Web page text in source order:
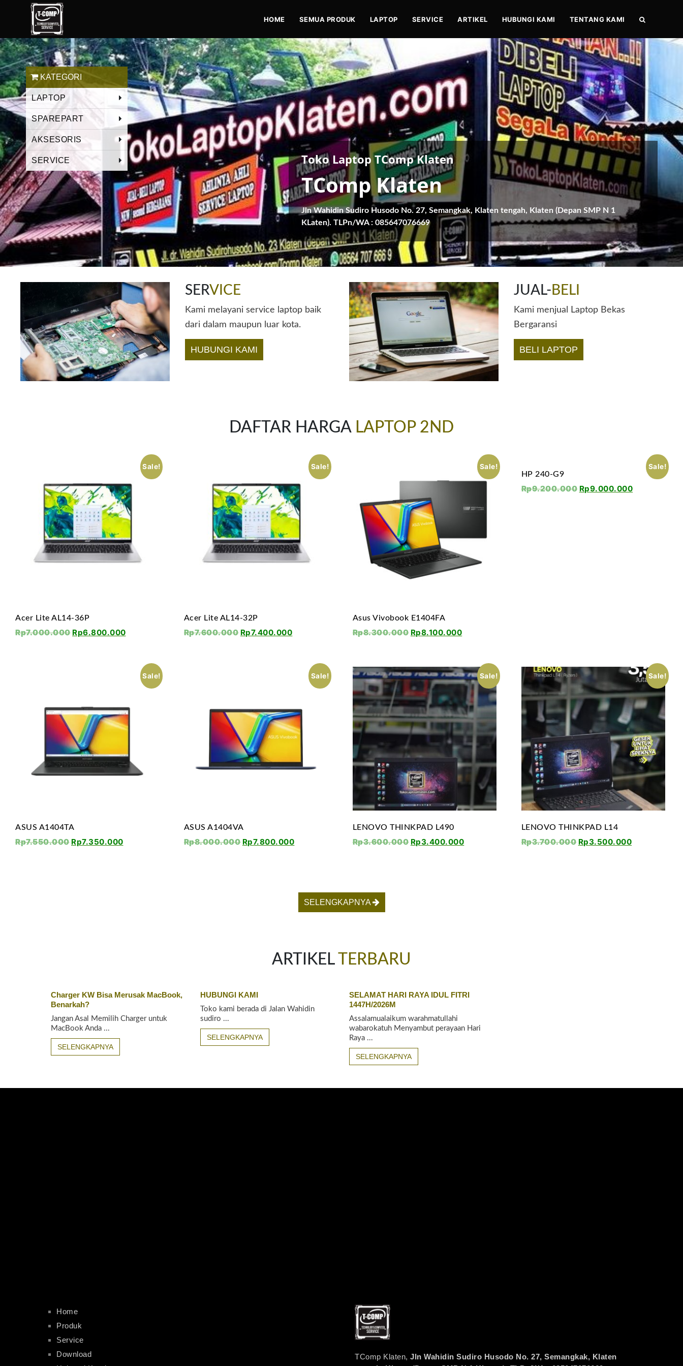
TENTANG KAMI
HUBUNGI KAMI
ARTIKEL
SERVICE
LAPTOP
SEMUA PRODUK
HOME
Toko Laptop TComp Klaten
TComp Klaten
Jln Wahidin Sudiro Husodo No. 27, Semangkak, Klaten tengah, Klaten (Depan SMP N 1
KLaten). TLPn/WA : 085647076669
KATEGORI
LAPTOP
SPAREPART
AKSESORIS
SERVICE
SERVICE
Kami melayani service laptop baik
dari dalam maupun luar kota.
HUBUNGI KAMI
JUAL- BELI
Kami menjual Laptop Bekas
Bergaransi
BELI LAPTOP
DAFTAR HARGA LAPTOP 2ND
Sale!
Acer Lite AL14-36P
Rp7.000.000 Rp6.800.000
Sale!
Acer Lite AL14-32P
Rp7.600.000 Rp7.400.000
Sale!
Asus Vivobook E1404FA
Rp8.300.000 Rp8.100.000
Sale!
HP 240-G9
Rp9.200.000 Rp9.000.000
Sale!
ASUS A1404TA
Rp7.550.000 Rp7.350.000
Sale!
ASUS A1404VA
Rp8.000.000 Rp7.800.000
Sale!
LENOVO THINKPAD L490
Rp3.600.000 Rp3.400.000
Sale!
LENOVO THINKPAD L14
Rp3.700.000 Rp3.500.000
SELENGKAPNYA
ARTIKEL TERBARU
Charger KW Bisa Merusak MacBook,
Benarkah?
Jangan Asal Memilih Charger untuk
MacBook Anda ...
SELENGKAPNYA
HUBUNGI KAMI
Toko kami berada di Jalan Wahidin
sudiro ...
SELENGKAPNYA
SELAMAT HARI RAYA IDUL FITRI
1447H/2026M
Assalamualaikum warahmatullahi
wabarokatuh Menyambut perayaan Hari
Raya ...
SELENGKAPNYA
Home
Produk
Service
Download
TComp Klaten, Jln Wahidin Sudiro Husodo No. 27, Semangkak, Klaten